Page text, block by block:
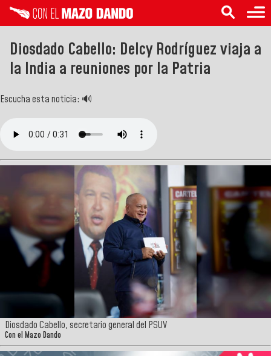
Diosdado Cabello: Delcy Rodríguez viaja a
la India a reuniones por la Patria
Escucha esta noticia: 🔊
Diosdado Cabello, secretario general del PSUV
Con el Mazo Dando